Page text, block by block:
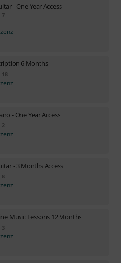
- One Year Access
7
6 Months
18
- One Year Access
2
- 3 Months Access
8
Music Lessons 12 Months
3